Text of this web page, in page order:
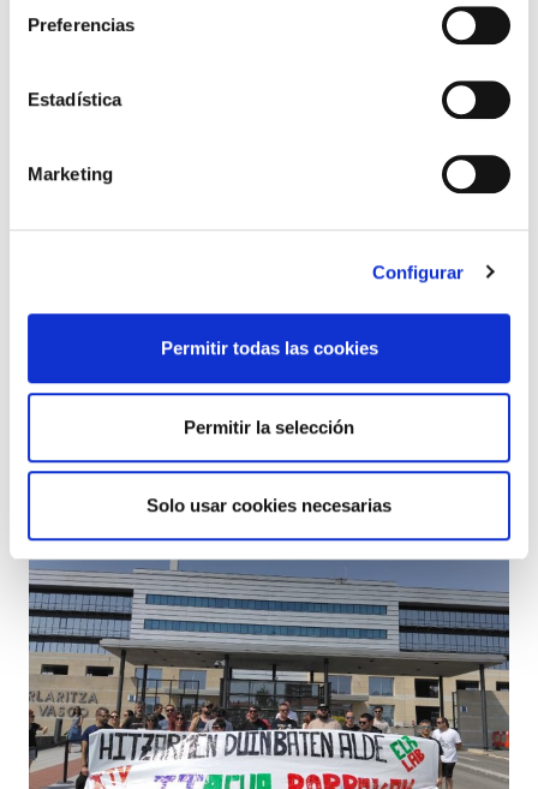
Preferencias
Estadística
Marketing
Configurar
Permitir todas las cookies
Permitir la selección
Solo usar cookies necesarias
provinciales en la CAPV
SEGURIDAD SOCIAL
Dejarán de notificar en papel, alejándose más de
una atención presencial de calidad